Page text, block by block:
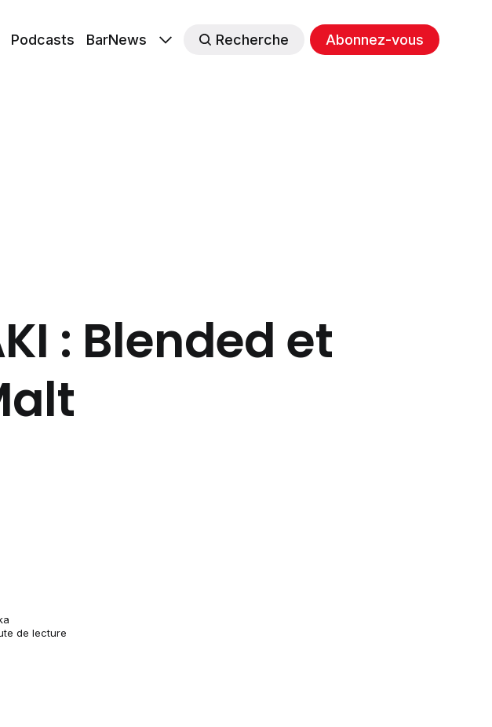
Podcasts BarNews Recherche Abonnez-vous
: Blended et
de lecture